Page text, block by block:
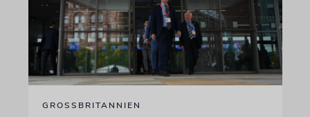
GROSSBRITANNIEN